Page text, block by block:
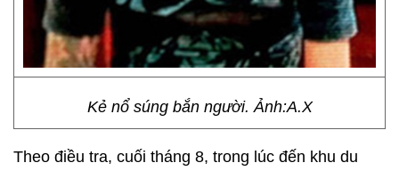
Kẻ nổ súng bắn người. Ảnh:A.X
Theo điều tra, cuối tháng 8, trong lúc đến khu du